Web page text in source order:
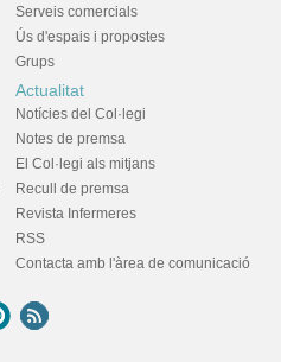
Serveis comercials
Ús d'espais i propostes
Grups
Actualitat
Notícies del Col·legi
Notes de premsa
El Col·legi als mitjans
Recull de premsa
Revista Infermeres
RSS
Contacta amb l'àrea de comunicació